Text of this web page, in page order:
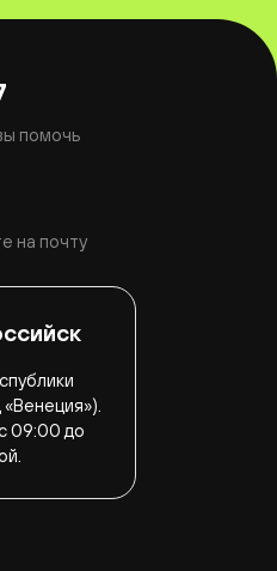
помочь
на почту
09:00 до